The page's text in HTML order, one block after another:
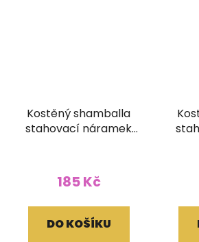
Kostěný shamballa
stahovací náramek
185 Kč
DO KOŠÍKU